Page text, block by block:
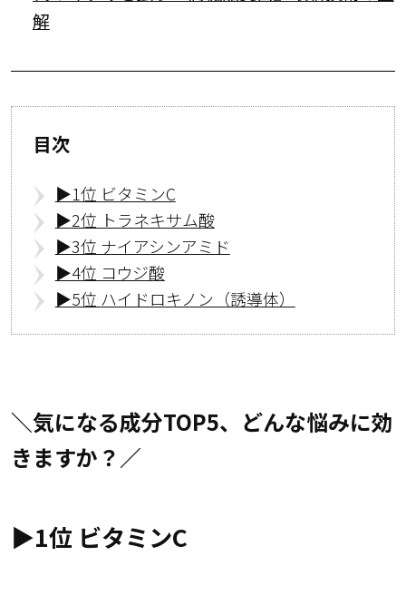
解
目次
▶︎1位 ビタミンC
▶︎2位 トラネキサム酸
▶︎3位 ナイアシンアミド
▶︎4位 コウジ酸
▶︎5位 ハイドロキノン（誘導体）
＼気になる成分TOP5、どんな悩みに効
きますか？／
▶︎1位 ビタミンC